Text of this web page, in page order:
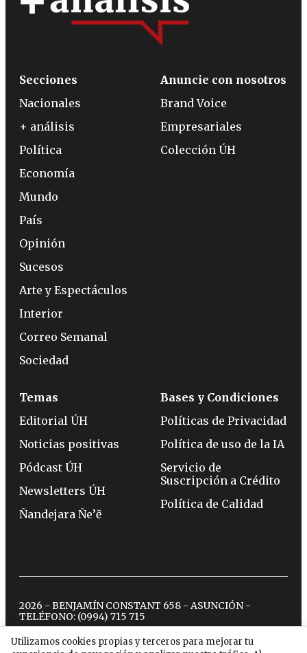
Utilizamos cookies propias y terceros para mejorar tu
Secciones
Nacionales
+ análisis
Política
Economía
Mundo
País
Opinión
Sucesos
Arte y Espectáculos
Interior
Correo Semanal
Sociedad
Anuncie con nosotros
Brand Voice
Empresariales
Colección ÚH
Temas
Editorial ÚH
Noticias positivas
Pódcast ÚH
Newsletters ÚH
Ñandejara Ñe’ẽ
Bases y Condiciones
Políticas de Privacidad
Política de uso de la IA
Servicio de
Suscripción a Crédito
Política de Calidad
2026 - BENJAMÍN CONSTANT 658 - ASUNCIÓN -
TELÉFONO: (0994) 715 715